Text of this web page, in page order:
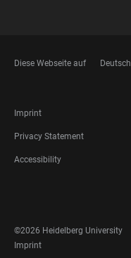
Diese Webseite auf Deutsch
FOOTER
LEGAL
Imprint
Privacy Statement
Accessibility
MEDIA
©2026 Heidelberg University
FOOTER
Imprint